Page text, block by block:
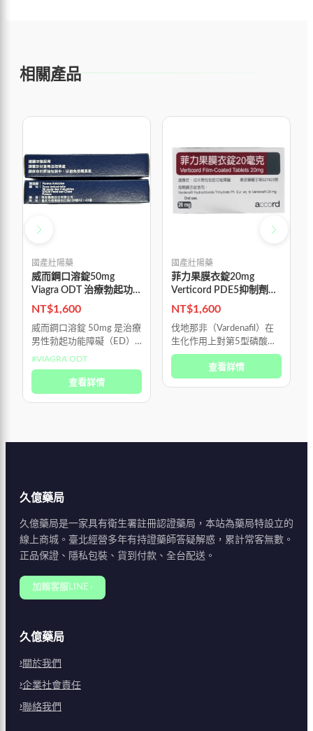
相關產品
國產壯陽藥
威而鋼口溶錠50mg
Viagra ODT 治療勃起功
能障礙
NT$1,600
威而鋼口溶錠 50mg 是治療
男性勃起功能障礙（ED）
的專用口服藥物，並非荷爾
蒙製劑，也不是所謂的「春
藥」。 它的作用機轉是選
擇性放鬆陰莖海綿體中的血
#VIAGRA ODT
查看詳情
國產壯陽藥
菲力果膜衣錠20mg
Verticord PDE5抑制劑改
善性功能障礙 吉富生產
NT$1,600
伐地那非（Vardenafil）在
生化作用上對第5型磷酸二
酯酶（PDE5）的選擇性比
西地那非（Sildenafil）高出
查看詳情
久億藥局
久億藥局是一家具有衛生署註冊認證藥局，本站為藥局特設立的
線上商城。臺北經營多年有持證藥師答疑解惑，累計常客無數。
正品保證、隱私包裝、貨到付款、全台配送。
加賴客服LINE ›
久億藥局
關於我們
企業社會責任
聯絡我們